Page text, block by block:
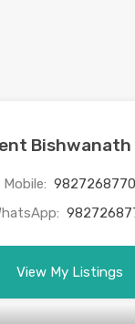
Bishwanath
Mobile: 9827268770
View My Listings